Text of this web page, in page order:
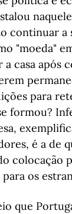
continuar a
"moeda"
a casa após
para
formou?
é a de
colocação
os
que